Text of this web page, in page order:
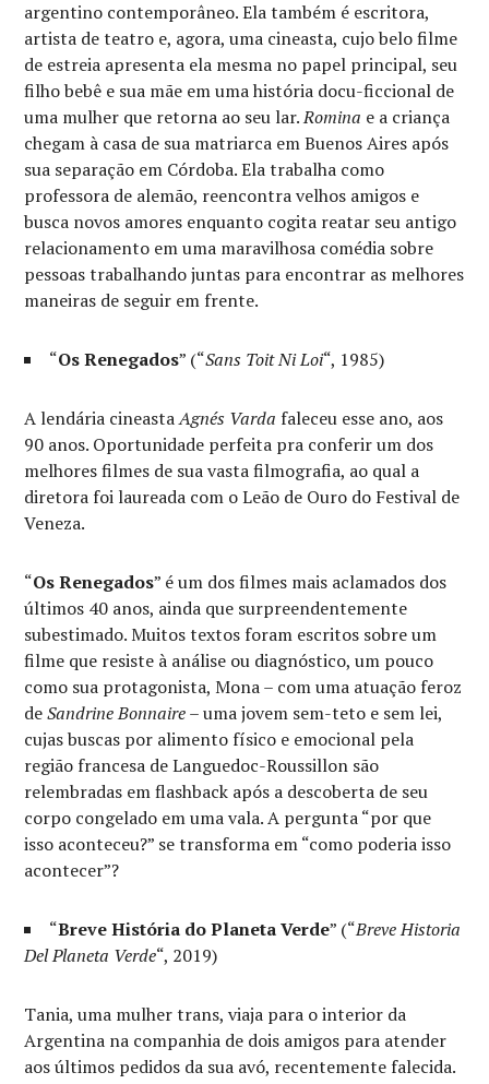
argentino contemporâneo. Ela também é escritora,
artista de teatro e, agora, uma cineasta, cujo belo filme
de estreia apresenta ela mesma no papel principal, seu
filho bebê e sua mãe em uma história docu-ficcional de
uma mulher que retorna ao seu lar.Romina e a criança
chegam à casa de sua matriarca em Buenos Aires após
sua separação em Córdoba. Ela trabalha como
professora de alemão, reencontra velhos amigos e
busca novos amores enquanto cogita reatar seu antigo
relacionamento em uma maravilhosa comédia sobre
pessoas trabalhando juntas para encontrar as melhores
maneiras de seguir em frente.
“Os Renegados” (“Sans Toit Ni Loi“, 1985)
A lendária cineastaAgnés Varda faleceu esse ano, aos
90 anos. Oportunidade perfeita pra conferir um dos
melhores filmes de sua vasta filmografia, ao qual a
diretora foi laureada com o Leão de Ouro do Festival de
Veneza.
“Os Renegados” é um dos filmes mais aclamados dos
últimos 40 anos, ainda que surpreendentemente
subestimado. Muitos textos foram escritos sobre um
filme que resiste à análise ou diagnóstico, um pouco
como sua protagonista, Mona – com uma atuação feroz
deSandrine Bonnaire– uma jovem sem-teto e sem lei,
cujas buscas por alimento físico e emocional pela
região francesa de Languedoc-Roussillon são
relembradas em flashback após a descoberta de seu
corpo congelado em uma vala. A pergunta “por que
isso aconteceu?” se transforma em “como poderia isso
acontecer”?
“Breve História do Planeta Verde” (“Breve Historia
Del Planeta Verde“, 2019)
Tania, uma mulher trans, viaja para o interior da
Argentina na companhia de dois amigos para atender
aos últimos pedidos da sua avó, recentemente falecida.